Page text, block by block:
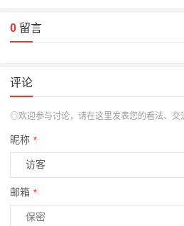
0 留言
评论
◎欢迎参与讨论，请在这里发表您的看法、交
昵称 *
邮箱 *